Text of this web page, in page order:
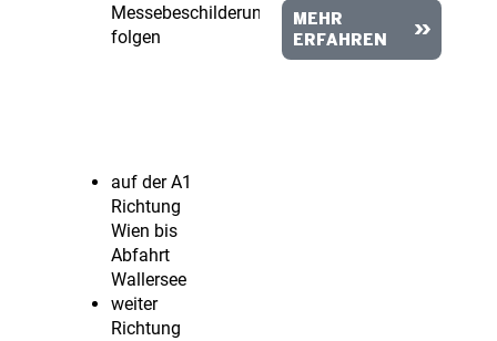
Messebeschilderung
folgen
auf der A1
Richtung
Wien bis
Abfahrt
Wallersee
weiter
Richtung
MEHR
ERFAHREN